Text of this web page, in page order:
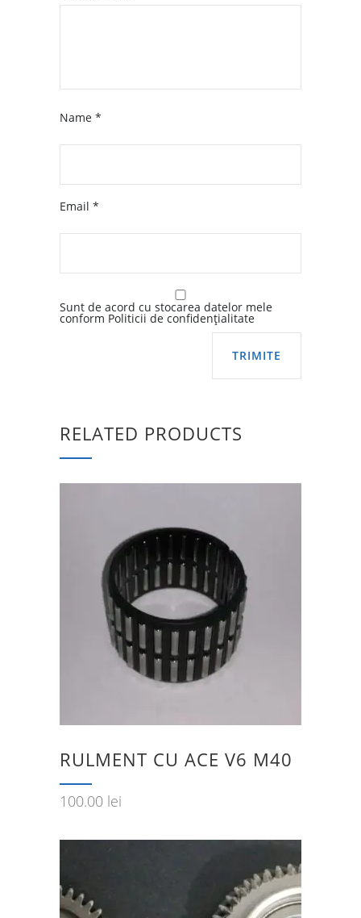
Name *
Email *
Sunt de acord cu stocarea datelor mele
conform Politicii de confidențialitate
RELATED PRODUCTS
RULMENT CU ACE V6 M40
100.00 lei